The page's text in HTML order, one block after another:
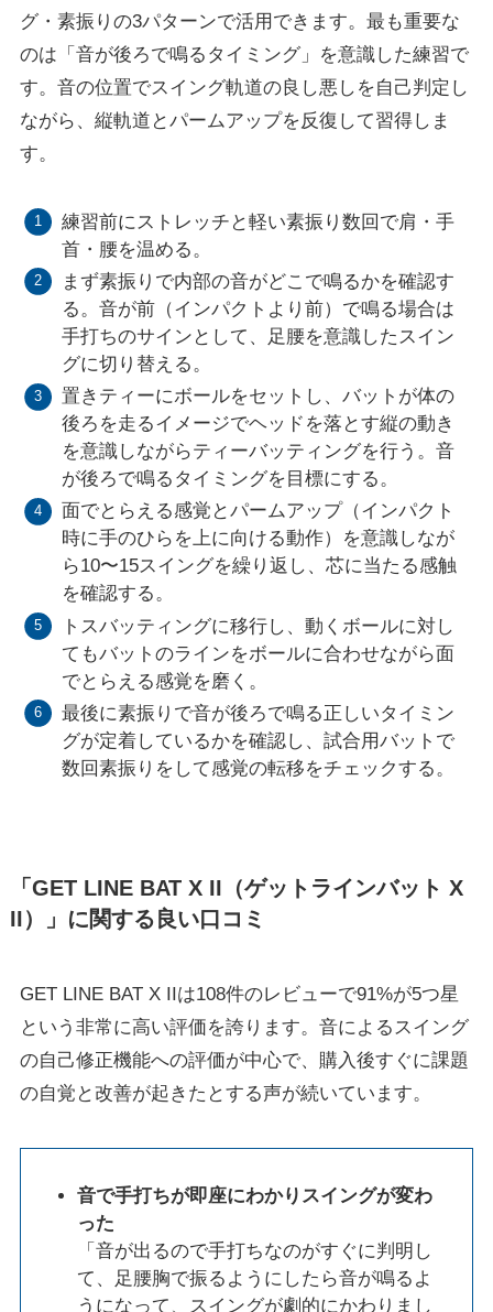
グ・素振りの3パターンで活用できます。最も重要な
のは「音が後ろで鳴るタイミング」を意識した練習で
す。音の位置でスイング軌道の良し悪しを自己判定し
ながら、縦軌道とパームアップを反復して習得しま
す。
練習前にストレッチと軽い素振り数回で肩・手
首・腰を温める。
まず素振りで内部の音がどこで鳴るかを確認す
る。音が前（インパクトより前）で鳴る場合は
手打ちのサインとして、足腰を意識したスイン
グに切り替える。
置きティーにボールをセットし、バットが体の
後ろを走るイメージでヘッドを落とす縦の動き
を意識しながらティーバッティングを行う。音
が後ろで鳴るタイミングを目標にする。
面でとらえる感覚とパームアップ（インパクト
時に手のひらを上に向ける動作）を意識しなが
ら10〜15スイングを繰り返し、芯に当たる感触
を確認する。
トスバッティングに移行し、動くボールに対し
てもバットのラインをボールに合わせながら面
でとらえる感覚を磨く。
最後に素振りで音が後ろで鳴る正しいタイミン
グが定着しているかを確認し、試合用バットで
数回素振りをして感覚の転移をチェックする。
「GET LINE BAT X II（ゲットラインバット X
II）」に関する良い口コミ
GET LINE BAT X IIは108件のレビューで91%が5つ星
という非常に高い評価を誇ります。音によるスイング
の自己修正機能への評価が中心で、購入後すぐに課題
の自覚と改善が起きたとする声が続いています。
音で手打ちが即座にわかりスイングが変わ
った
「音が出るので手打ちなのがすぐに判明し
て、足腰胸で振るようにしたら音が鳴るよ
うになって、スイングが劇的にかわりまし